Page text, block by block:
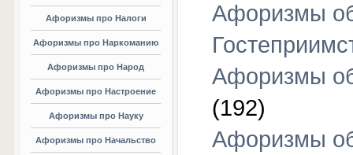
Афоризмы про Налоги
Афоризмы про Наркоманию
Афоризмы про Народ
Афоризмы про Настроение
Афоризмы про Науку
Афоризмы про Начальство
Афоризмы
Афоризмы
(192)
Афоризмы